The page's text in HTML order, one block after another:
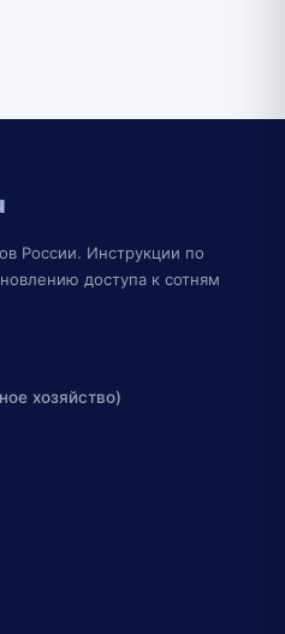
России. Инструкции по
доступа к сотням
хозяйство)